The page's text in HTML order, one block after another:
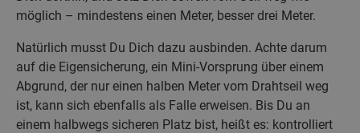
möglich – mindestens einen Meter, besser drei Meter.
Natürlich musst Du Dich dazu ausbinden. Achte darum
auf die Eigensicherung, ein Mini-Vorsprung über einem
Abgrund, der nur einen halben Meter vom Drahtseil weg
ist, kann sich ebenfalls als Falle erweisen. Bis Du an
einem halbwegs sicheren Platz bist, heißt es: kontrolliert